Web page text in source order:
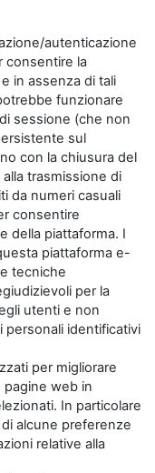
autenticazione
consentire la
in assenza di tali
funzionare
sessione (che non
sul
con la chiusura del
trasmissione di
da numeri casuali
consentire
della piattaforma. I
piattaforma e-
tecniche
per la
utenti e non
identificativi
per migliorare
pagine web in
In particolare
alcune preferenze
relative alla